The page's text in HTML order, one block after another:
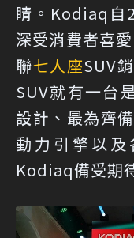
睛。Kodiaq自
深受消費者喜
聯七人座SUV
SUV就有一台
設計、最為齊
動力引擎以及
Kodiaq備受期